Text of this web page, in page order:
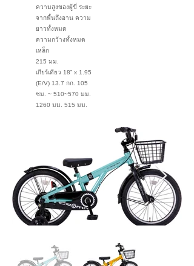
ความสูงของผู้ขี่ ระยะ
จากพื้นถึงอาน ความ
ยาวทั้งหมด
ความกว้างทั้งหมด
เหล็ก
215 มม.
เกียร์เดียว 18” x 1.95
(E/V) 13.7 กก. 105
ซม. ~ 510~570 มม.
1260 มม. 515 มม.